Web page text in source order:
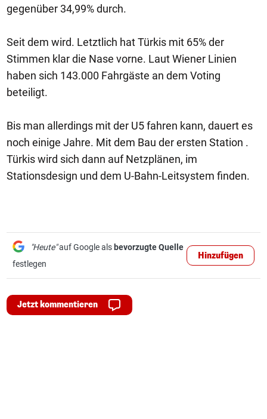
gegenüber 34,99% durch.
Seit dem wird. Letztlich hat Türkis mit 65% der
Stimmen klar die Nase vorne. Laut Wiener Linien
haben sich 143.000 Fahrgäste an dem Voting
beteiligt.
Bis man allerdings mit der U5 fahren kann, dauert es
noch einige Jahre. Mit dem Bau der ersten Station .
Türkis wird sich dann auf Netzplänen, im
Stationsdesign und dem U-Bahn-Leitsystem finden.
"Heute"auf Google als bevorzugte Quelle
festlegen
Hinzufügen
Jetzt kommentieren